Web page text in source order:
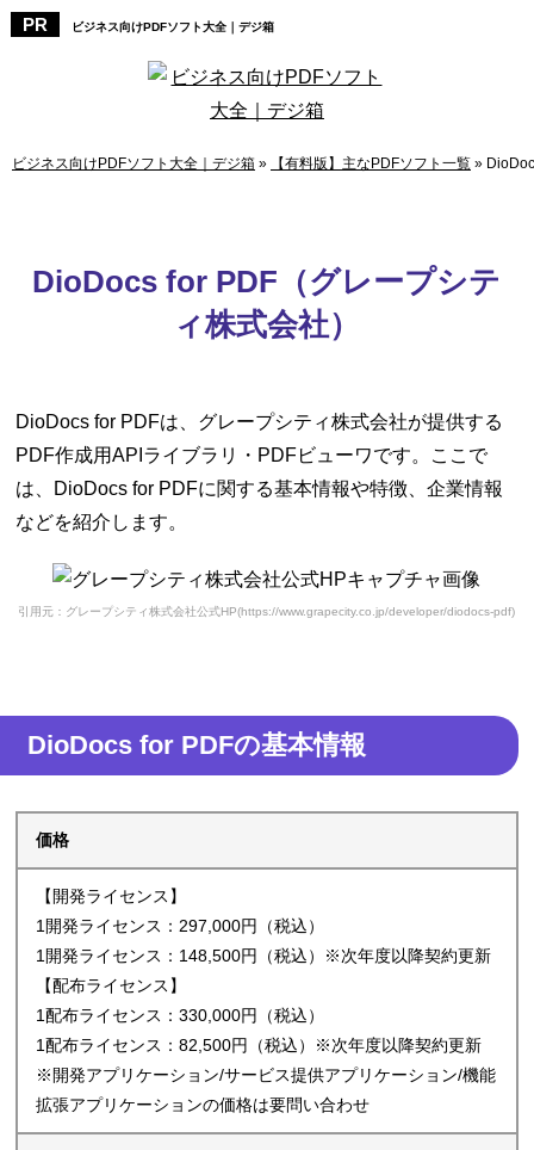
ビジネス向けPDFソフト大全｜デジ箱
ビジネス向けPDFソフト大全｜デジ箱 » 【有料版】主なPDFソフト一覧 »
DioDocs for PDF（グレープシテ
ィ株式会社）
DioDocs for PDFは、グレープシティ株式会社が提供する
PDF作成用APIライブラリ・PDFビューワです。ここで
は、DioDocs for PDFに関する基本情報や特徴、企業情報
などを紹介します。
引用元：グレープシティ株式会社公式HP(https://www.grapecity.co.jp/developer/diodocs-pdf)
DioDocs for PDFの基本情報
価格
【開発ライセンス】
1開発ライセンス：297,000円（税込）
1開発ライセンス：148,500円（税込）※次年度以降契約更新
【配布ライセンス】
1配布ライセンス：330,000円（税込）
1配布ライセンス：82,500円（税込）※次年度以降契約更新
※開発アプリケーション/サービス提供アプリケーション/機能
拡張アプリケーションの価格は要問い合わせ